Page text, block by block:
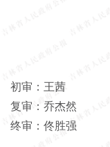
初审：王茜
复审：乔杰然
终审：佟胜强